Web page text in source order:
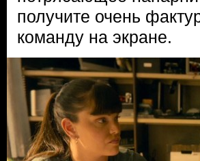
получите очень
команду на экране.